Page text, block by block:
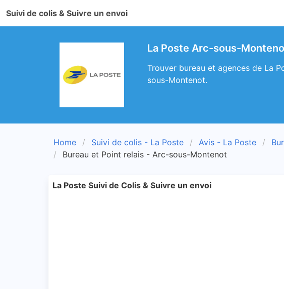
Suivi de colis & Suivre un envoi
La Poste Arc-sous-
Trouver bureau et agences de La
sous-Montenot.
Home Suivi de colis - La Poste Avis - La Poste
Bureau et Point relais - Arc-sous-Montenot
La Poste Suivi de Colis & Suivre un envoi